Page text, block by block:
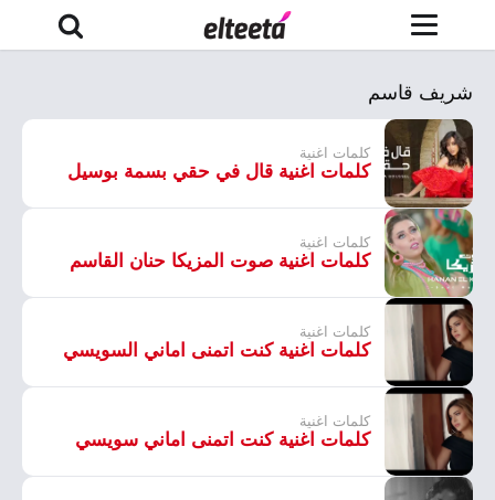
شريف قاسم
كلمات اغنية
كلمات اغنية قال في حقي بسمة بوسيل
كلمات اغنية
كلمات اغنية صوت المزيكا حنان القاسم
كلمات اغنية
كلمات اغنية كنت اتمنى اماني السويسي
كلمات اغنية
كلمات اغنية كنت اتمنى اماني سويسي